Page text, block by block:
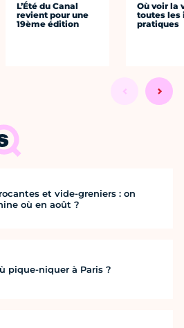
L’Été du Canal
revient pour une
19ème édition
Où voir la
toutes les
pratiques
et vide-greniers : on
où en août ?
pique-niquer à Paris ?